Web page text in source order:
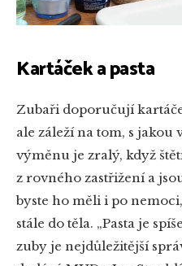
Kartáček a pasta
Zubaři doporučují
ale záleží na tom, s jakou
výměnu je zralý, když
z rovného zastřižení a
byste ho měli i po
stále do těla. „Pasta je
zuby je nejdůležitější